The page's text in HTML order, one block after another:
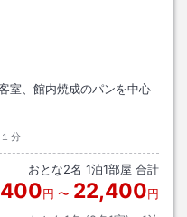
室、館内焼成のパンを中心
分
おとな2名 1泊1部屋 合計
円 〜 22,400円